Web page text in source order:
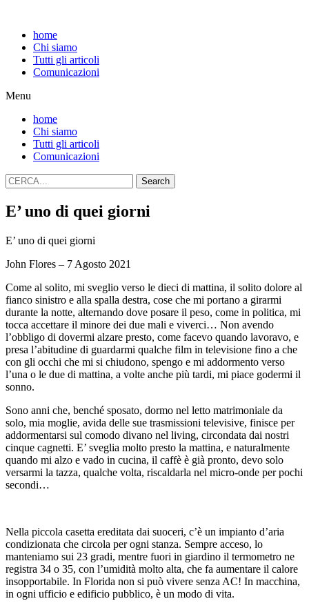
home
Chi siamo
Tutti gli articoli
Comunicazioni
Menu
home
Chi siamo
Tutti gli articoli
Comunicazioni
Search
E’ uno di quei giorni
E’ uno di quei giorni
John Flores – 7 Agosto 2021
Come al solito, mi sveglio verso le dieci di mattina, il solito dolore al
fianco sinistro e alla spalla destra, cose che mi portano a girarmi
durante la notte, alternando dove posare il peso, come in politica, mi
tocca accettare il minore dei due mali e viverci… Non avendo
l’obbligo di dovermi alzare presto, come facevo quando lavoravo, e
presa l’abitudine di guardarmi qualche film in televisione fino a che
con gli occhi che mi si chiudono, spengo e mi addormento verso
l’una o le due di mattina, a volte anche più tardi, mi piace godermi il
sonno.
Sono anni che, benché sposato, dormo nel letto matrimoniale da
solo, mia moglie, avida delle sue trasmissioni televisive, finisce per
addormentarsi sul comodo divano nel living, circondata dai nostri
cinque cagnetti. E’ sveglia molto presto la mattina, e naturalmente
quando mi alzo e vado in cucina, il caffè è già pronto, devo solo
versarmi la tazza, qualche volta, riscaldarla nel micro-onde per pochi
secondi…
Nella piccola casetta ereditata dai suoceri, c’è un impianto d’aria
condizionata che circola per ogni stanza. Sempre acceso, lo
manteniamo sui 23 gradi, mentre fuori in giardino il termometro ne
registra 34 o 35, con l’umidità molto alta, che fa aumentare il calore
insopportabile. In Florida non si può vivere senza AC! In macchina,
in ogni ufficio e edificio pubblico, è un modo di vita.